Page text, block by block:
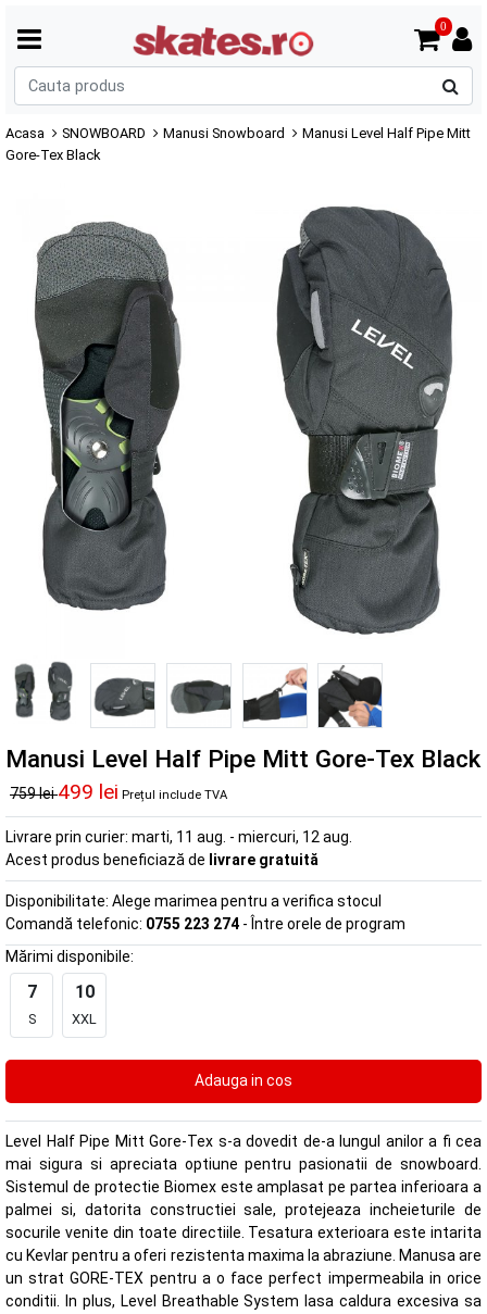
0
Acasa SNOWBOARD Manusi Snowboard
Manusi Level Half Pipe Mitt
Gore-Tex Black
Manusi Level Half Pipe Mitt Gore-Tex Black
759 lei499 lei Prețul include TVA
Livrare prin curier: marti, 11 aug. - miercuri, 12 aug.
Acest produs beneficiază de livrare gratuită
Disponibilitate: Alege marimea pentru a verifica stocul
Comandă telefonic: 0755 223 274 - Între orele de program
Mărimi disponibile:
7
S
10
XXL
Level Half Pipe Mitt Gore-Tex s-a dovedit de-a lungul anilor a fi cea
mai sigura si apreciata optiune pentru pasionatii de snowboard.
Sistemul de protectie Biomex este amplasat pe partea inferioara a
palmei si, datorita constructiei sale, protejeaza incheieturile de
socurile venite din toate directiile. Tesatura exterioara este intarita
cu Kevlar pentru a oferi rezistenta maxima la abraziune. Manusa are
un strat GORE-TEX pentru a o face perfect impermeabila in orice
conditii. In plus, Level Breathable System lasa caldura excesiva sa